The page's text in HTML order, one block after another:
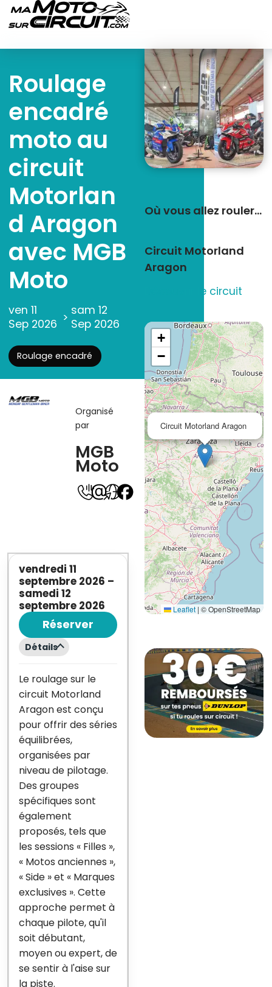
Roulage
encadré
moto au
circuit
Motorlan
d Aragon
avec MGB
Moto
ven 11
Sep 2026 > sam 12
Sep 2026
Roulage encadré
Organisé
par
MGB
Moto
vendredi 11
septembre 2026 –
samedi 12
septembre 2026
Réserver
Détails
Le roulage sur le
circuit Motorland
Aragon est conçu
pour offrir des séries
équilibrées,
organisées par
niveau de pilotage.
Des groupes
spécifiques sont
également
proposés, tels que
les sessions « Filles »,
« Motos anciennes »,
« Side » et « Marques
exclusives ». Cette
approche permet à
chaque pilote, qu'il
soit débutant,
moyen ou expert, de
se sentir à l'aise sur
la piste.
Où vous allez rouler…
Circuit Motorland
Aragon
Découvrir le circuit
Circuit Motorland Aragon
+
−
Leaflet | © OpenStreetMap